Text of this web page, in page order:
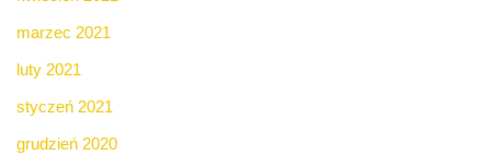
marzec 2021
luty 2021
styczeń 2021
grudzień 2020